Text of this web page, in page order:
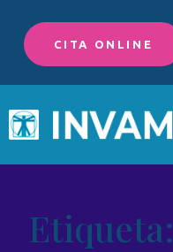
CITA ONLINE
Etiqueta: